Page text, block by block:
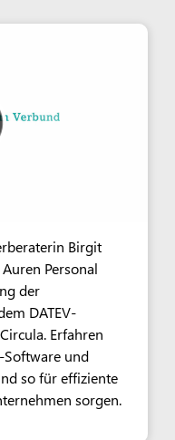
Birgit
Personal
der
DATEV-
Erfahren
Software und
so für effiziente
sorgen.